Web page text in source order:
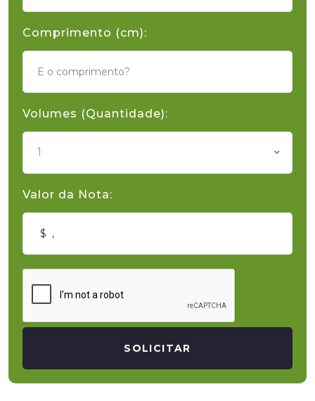
Comprimento (cm):
Volumes (Quantidade):
1
Valor da Nota:
SOLICITAR